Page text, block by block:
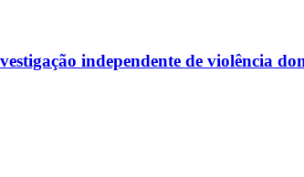
independente de violência